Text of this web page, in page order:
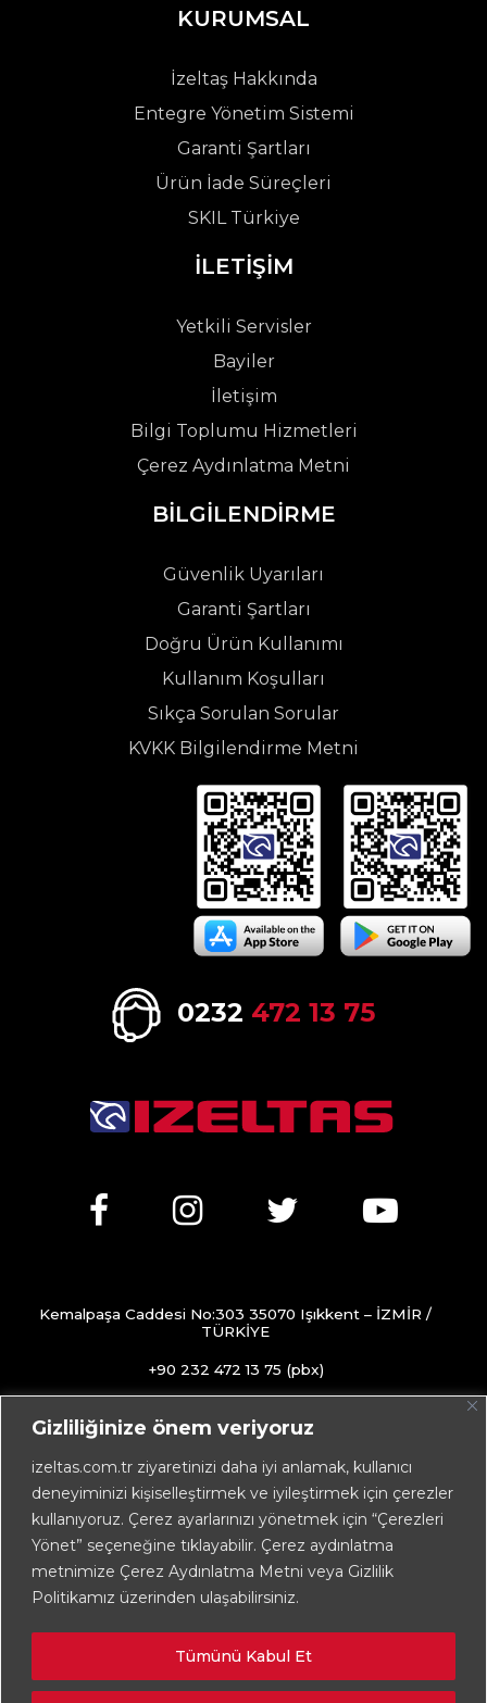
Gizliliğinize önem veriyoruz
izeltas.com.tr ziyaretinizi daha iyi anlamak, kullanıcı
deneyiminizi kişiselleştirmek ve iyileştirmek için çerezler
kullanıyoruz. Çerez ayarlarınızı yönetmek için “Çerezleri
Yönet” seçeneğine tıklayabilir. Çerez aydınlatma
metnimize Çerez Aydınlatma Metni veya Gizlilik
Politikamız üzerinden ulaşabilirsiniz.
Tümünü Kabul Et
KURUMSAL
İzeltaş Hakkında
Entegre Yönetim Sistemi
Garanti Şartları
Ürün İade Süreçleri
SKIL Türkiye
İLETİŞİM
Yetkili Servisler
Bayiler
İletişim
Bilgi Toplumu Hizmetleri
Çerez Aydınlatma Metni
BİLGİLENDİRME
Güvenlik Uyarıları
Garanti Şartları
Doğru Ürün Kullanımı
Kullanım Koşulları
Sıkça Sorulan Sorular
KVKK Bilgilendirme Metni
0232 472 13 75
Kemalpaşa Caddesi No:303 35070 Işıkkent – İZMİR /
TÜRKİYE
+90 232 472 13 75 (pbx)
Copyright © 2026 İZELTAŞ